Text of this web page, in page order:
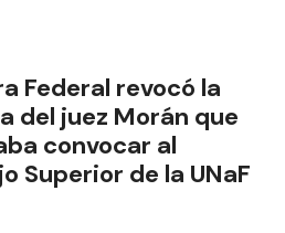
Federal revocó la
del juez Morán que
convocar al
Superior de la UNaF